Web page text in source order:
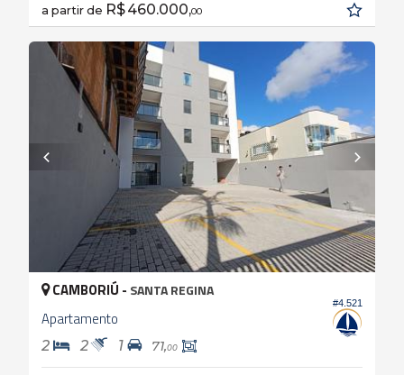
a partir de R$ 460.000,00
#4.521
CAMBORIÚ - SANTA REGINA
Apartamento
2 2 1 71,00